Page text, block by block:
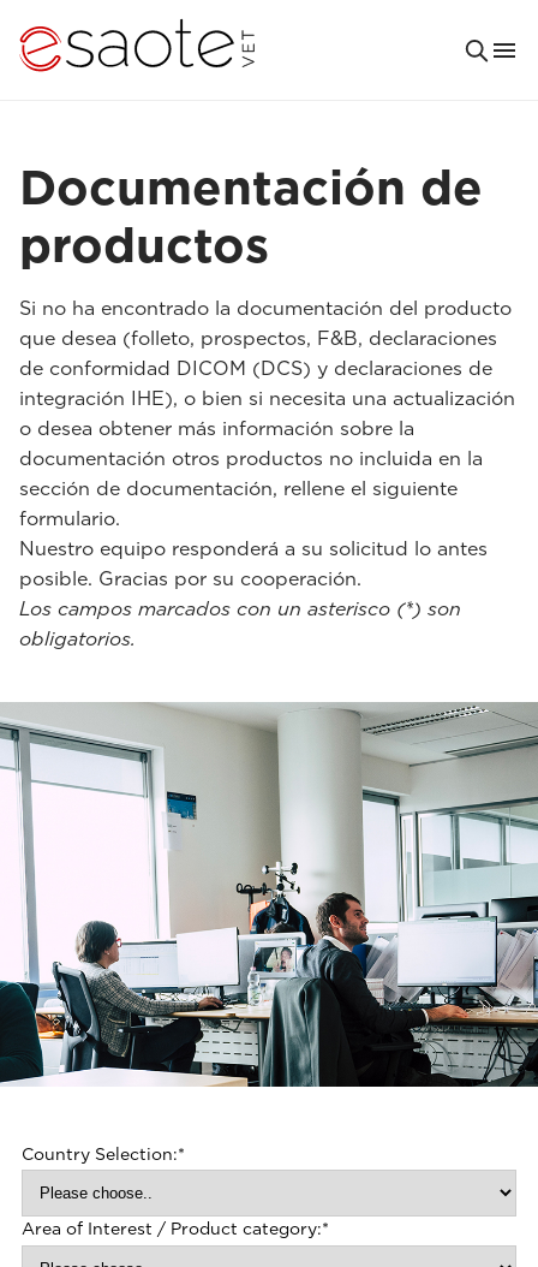
Documentación de
productos
Si no ha encontrado la documentación del producto
que desea (folleto, prospectos, F&B, declaraciones
de conformidad DICOM (DCS) y declaraciones de
integración IHE), o bien si necesita una actualización
o desea obtener más información sobre la
documentación otros productos no incluida en la
sección de documentación, rellene el siguiente
formulario.
Nuestro equipo responderá a su solicitud lo antes
posible. Gracias por su cooperación.
Los campos marcados con un asterisco (*) son
obligatorios.
Country Selection:*
Area of Interest / Product category:*